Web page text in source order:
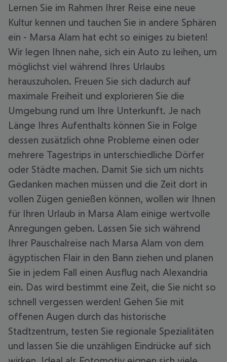
Lernen Sie im Rahmen Ihrer Reise eine neue
Kultur kennen und tauchen Sie in andere Sphären
ein - Marsa Alam hat echt so einiges zu bieten!
Wir legen Ihnen nahe, sich ein Auto zu leihen, um
möglichst viel während Ihres Urlaubs
herauszuholen. Freuen Sie sich dadurch auf
maximale Freiheit und explorieren Sie die
Umgebung rund um Ihre Unterkunft. Je nach
Länge Ihres Aufenthalts können Sie in Folge
dessen zusätzlich ohne Probleme einen oder
mehrere Tagestrips in unterschiedliche Dörfer
oder Städte machen. Damit Sie sich um nichts
Gedanken machen müssen und die Zeit dort in
vollen Zügen genießen können, wollen wir Ihnen
für Ihren Urlaub in Marsa Alam einige wertvolle
Anregungen geben. Lassen Sie sich während
Ihrer Pauschalreise nach Marsa Alam von dem
ägyptischen Flair in den Bann ziehen und planen
Sie in jedem Fall einen Ausflug nach Alexandria
ein. Das wird bestimmt eine Zeit, die Sie nicht so
schnell vergessen werden! Gehen Sie mit
offenen Augen durch das historische
Stadtzentrum, testen Sie regionale Spezialitäten
und lassen Sie die unzähligen Eindrücke auf sich